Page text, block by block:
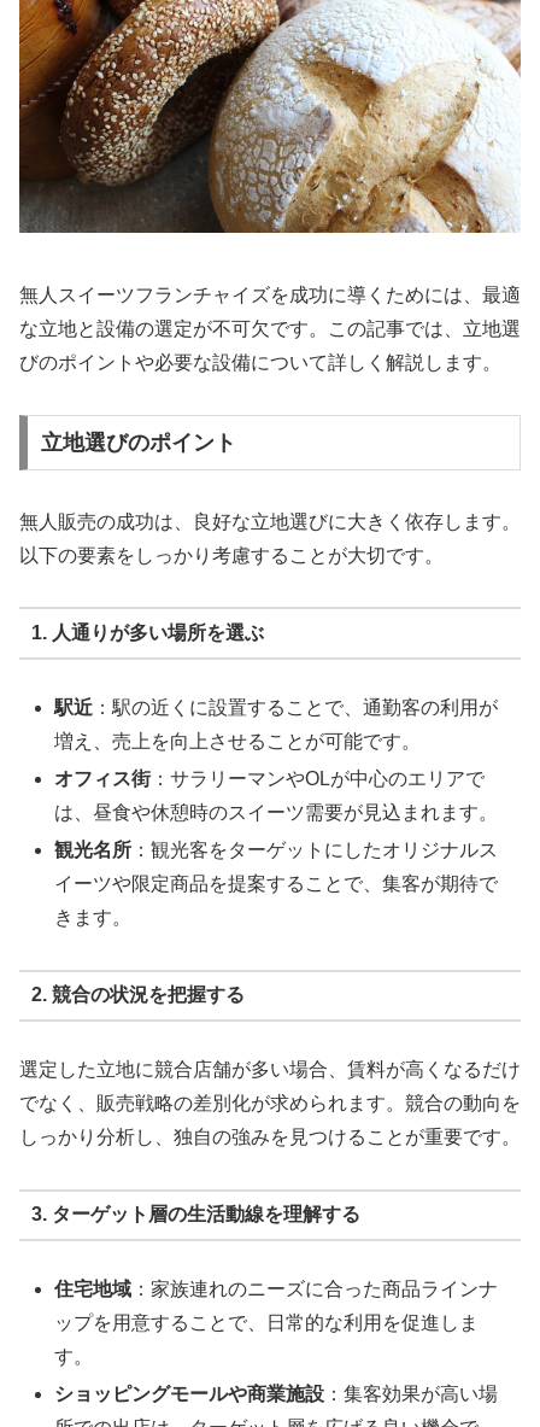
無人スイーツフランチャイズを成功に導くためには、最適
な立地と設備の選定が不可欠です。この記事では、立地選
びのポイントや必要な設備について詳しく解説します。
立地選びのポイント
無人販売の成功は、良好な立地選びに大きく依存します。
以下の要素をしっかり考慮することが大切です。
1. 人通りが多い場所を選ぶ
駅近 ：駅の近くに設置することで、通勤客の利用が
増え、売上を向上させることが可能です。
オフィス街：サラリーマンやOLが中心のエリアで
は、昼食や休憩時のスイーツ需要が見込まれます。
観光名所 ：観光客をターゲットにしたオリジナルス
イーツや限定商品を提案することで、集客が期待で
きます。
2. 競合の状況を把握する
選定した立地に競合店舗が多い場合、賃料が高くなるだけ
でなく、販売戦略の差別化が求められます。競合の動向を
しっかり分析し、独自の強みを見つけることが重要です。
3. ターゲット層の生活動線を理解する
住宅地域 ：家族連れのニーズに合った商品ラインナ
ップを用意することで、日常的な利用を促進しま
す。
ショッピングモールや商業施設 ：集客効果が高い場